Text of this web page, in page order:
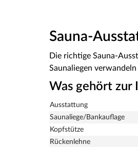
Sauna-
Die richtige Sauna-
Saunaliegen
Was gehört zur
Ausstattung
Saunaliege/Bankauflage
Kopfstütze
Rückenlehne